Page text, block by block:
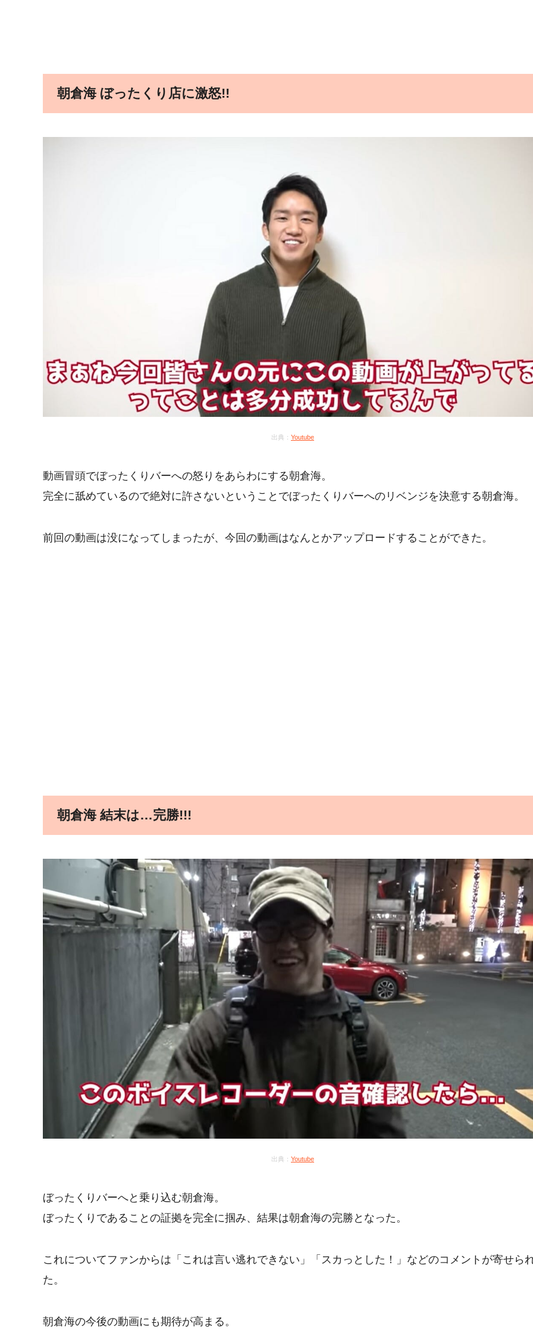
朝倉海 ぼったくり店に激怒!!
出典： Youtube
動画冒頭でぼったくりバーへの怒りをあらわにする朝倉海。
完全に舐めているので絶対に許さないということでぼったくりバーへのリベンジを決意する朝倉海。
前回の動画は没になってしまったが、今回の動画はなんとかアップロードすることができた。
朝倉海 結末は…完勝!!!
出典： Youtube
ぼったくりバーへと乗り込む朝倉海。
ぼったくりであることの証拠を完全に掴み、結果は朝倉海の完勝となった。
これについてファンからは「これは言い逃れできない」「スカっとした！」などのコメントが寄せら
た。
朝倉海の今後の動画にも期待が高まる。